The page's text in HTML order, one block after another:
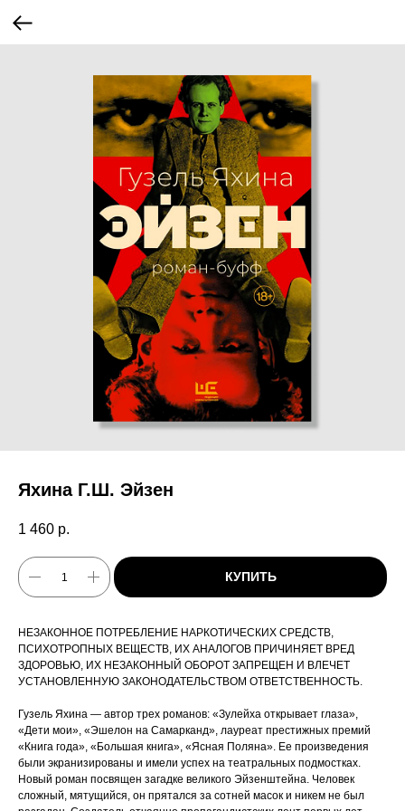
Яхина Г.Ш. Эйзен
1 460 р.
КУПИТЬ
НЕЗАКОННОЕ ПОТРЕБЛЕНИЕ НАРКОТИЧЕСКИХ СРЕДСТВ,
ПСИХОТРОПНЫХ ВЕЩЕСТВ, ИХ АНАЛОГОВ ПРИЧИНЯЕТ ВРЕД
ЗДОРОВЬЮ, ИХ НЕЗАКОННЫЙ ОБОРОТ ЗАПРЕЩЕН И ВЛЕЧЕТ
УСТАНОВЛЕННУЮ ЗАКОНОДАТЕЛЬСТВОМ ОТВЕТСТВЕННОСТЬ.
Гузель Яхина — автор трех романов: «Зулейха открывает глаза»,
«Дети мои», «Эшелон на Самарканд», лауреат престижных премий
«Книга года», «Большая книга», «Ясная Поляна». Ее произведения
были экранизированы и имели успех на театральных подмостках.
Новый роман посвящен загадке великого Эйзенштейна. Человек
сложный, мятущийся, он прятался за сотней масок и никем не был